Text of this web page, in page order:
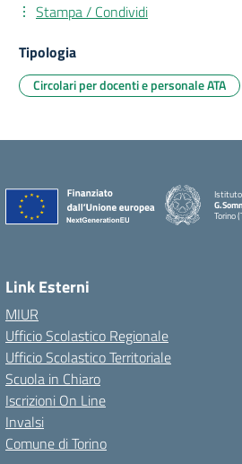
Stampa / Condividi
Tipologia
Circolari per docenti e personale ATA
Istituto
Torino
Link Esterni
MIUR
Ufficio Scolastico Regionale
Ufficio Scolastico Territoriale
Scuola in Chiaro
Iscrizioni On Line
Invalsi
Comune di Torino